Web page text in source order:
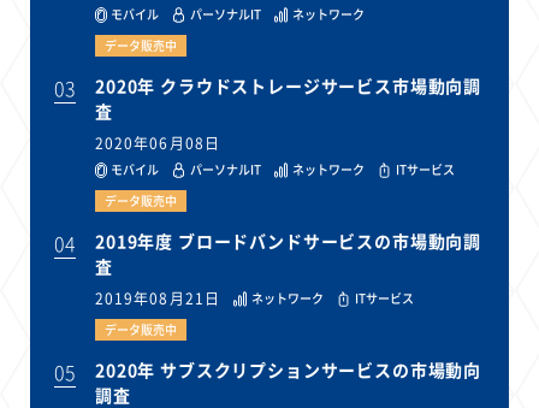
モバイル パーソナルIT
ネットワーク
データ販売中
03
2020年 クラウドストレージサービス市場動向調
査
2020年06月08日
モバイル パーソナルIT ネットワーク
ITサービス
データ販売中
04
2019年度 ブロードバンドサービスの市場動向調
査
2019年08月21日 ネットワーク
ITサービス
データ販売中
05
2020年 サブスクリプションサービスの市場動向
調査